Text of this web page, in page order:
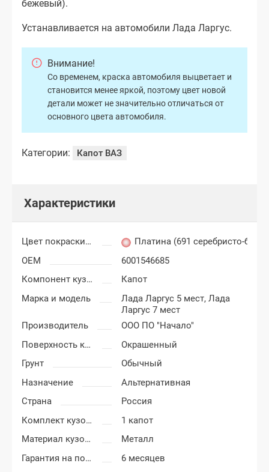
бежевый).
Устанавливается на автомобили Лада Ларгус.
Внимание!
Со временем, краска автомобиля выцветает и
становится менее яркой, поэтому цвет новой
детали может не значительно отличаться от
основного цвета автомобиля.
Категории: Капот ВАЗ
Характеристики
Цвет покраски Лада Ларгус
Платина (691 серебристо-
OEM
6001546685
Компонент кузова
Капот
Марка и модель
Лада Ларгус 5 мест,Лада
Ларгус 7 мест
Производитель
ООО ПО "Начало"
Поверхность капота
Окрашенный
Грунт
Обычный
Назначение
Альтернативная
Страна
Россия
Комплект кузовных деталей
1 капот
Материал кузовных деталей
Металл
Гарантия на покраску
6 месяцев